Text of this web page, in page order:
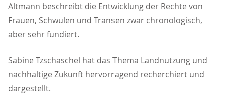
Altmann beschreibt die Entwicklung der Rechte von
Frauen, Schwulen und Transen zwar chronologisch,
aber sehr fundiert.
Sabine Tzschaschel hat das Thema Landnutzung und
nachhaltige Zukunft hervorragend recherchiert und
dargestellt.